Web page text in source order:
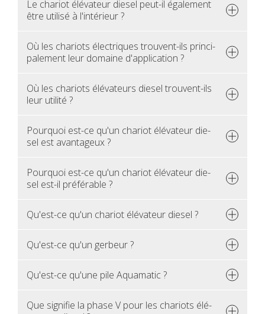
Le cha­riot élé­va­teur die­sel peut-il éga­le­ment
être uti­lisé à l'in­té­rieur ?
Où les cha­riots élec­triques trouvent-ils prin­ci­
pa­le­ment leur domaine d'ap­pli­ca­tion ?
Où les cha­riots élé­va­teurs die­sel trouvent-ils
leur uti­lité ?
Pour­quoi est-ce qu'un cha­riot élé­va­teur die­
sel est avan­ta­geux ?
Pour­quoi est-ce qu'un cha­riot élé­va­teur die­
sel est-il pré­fé­rable ?
Qu'est-ce qu'un cha­riot élé­va­teur die­sel ?
Qu'est-ce qu'un ger­beur ?
Qu'est-ce qu'une pile Aqua­ma­tic ?
Que signi­fie la phase V pour les cha­riots élé­